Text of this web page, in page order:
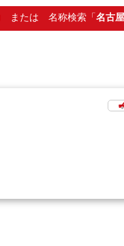
または 名称検索「名古